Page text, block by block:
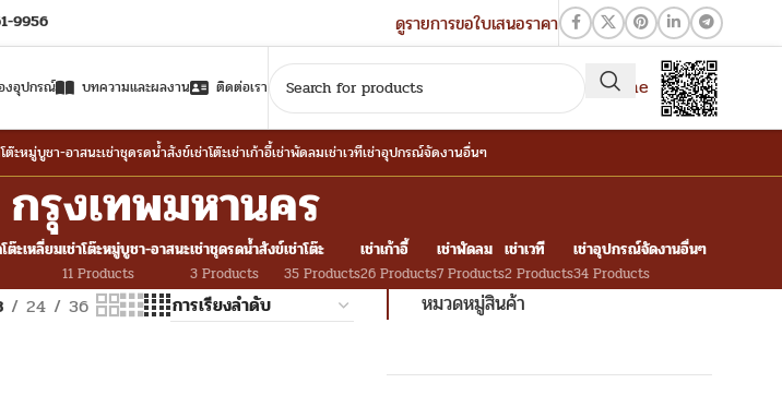
9956 ดูรายการขอใบเสนอราคา
งอุปกรณ์ บทความและผลงาน ติดต่อเรา QR-Line
โต๊ะหมู่บูชา-อาสนะเช่าชุดรดน้ำสังข์เช่าโต๊ะเช่าเก้าอี้เช่าพัดลมเช่าเวทีเช่าอุปกรณ์จัดงานอื่นๆ
กรุงเทพมหานคร
ต๊ะเหลี่ยมเช่าโต๊ะหมู่บูชา-อาสนะ
11 Products
เช่าชุดรดน้ำสังข์
3 Products
เช่าโต๊ะ
35 Products
เช่าเก้าอี้
26 Products
เช่าพัดลม
7 Products
เช่าเวที
2 Products
เช่าอุปกรณ์จัดงานอื่นๆ
34 Products
24 36 หมวดหมู่สินค้า